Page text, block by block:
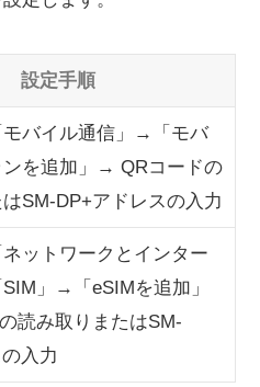
設定手順
モバイル通信」→「モバ
ンを追加」→ QRコードの
SM-DP+アドレスの入力
ットワークとインター
」→「eSIMを追加」
読み取りまたはSM-
入力